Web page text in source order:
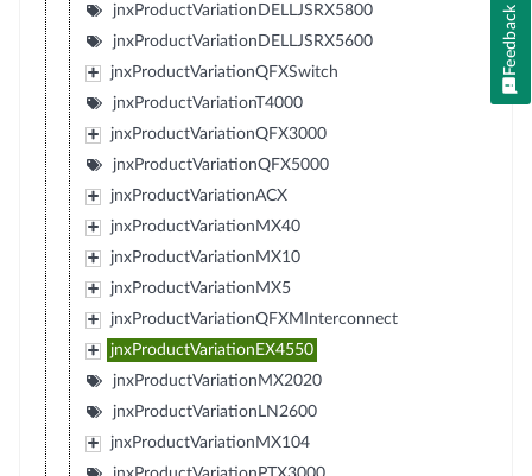
jnxProductVariationDELLJSRX5800
jnxProductVariationDELLJSRX5600
jnxProductVariationQFXSwitch
jnxProductVariationT4000
jnxProductVariationQFX3000
jnxProductVariationQFX5000
jnxProductVariationACX
jnxProductVariationMX40
jnxProductVariationMX10
jnxProductVariationMX5
jnxProductVariationQFXMInterconnect
jnxProductVariationEX4550
jnxProductVariationMX2020
jnxProductVariationLN2600
jnxProductVariationMX104
Feedback